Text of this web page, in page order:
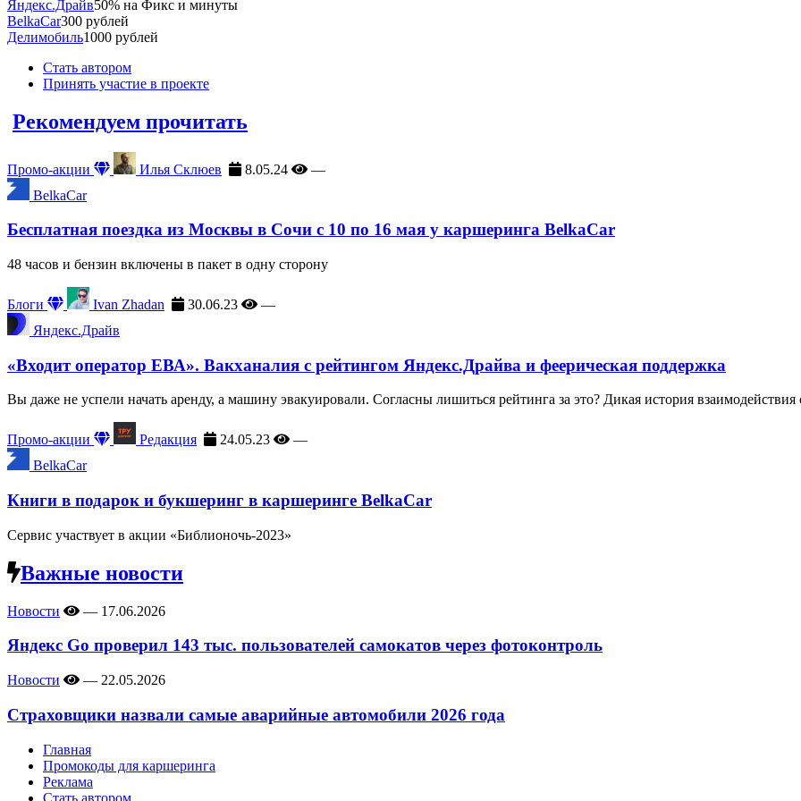
Яндекс.Драйв50% на Фикс и минуты
BelkaCar300 рублей
Делимобиль1000 рублей
Стать автором
Принять участие в проекте
Рекомендуем прочитать
Промо-акции Илья Склюев 8.05.24
—
BelkaCar
Бесплатная поездка из Москвы в Сочи с 10 по 16 мая у каршеринга BelkaCar
48 часов и бензин включены в пакет в одну сторону
Блоги Ivan Zhadan 30.06.23
—
Яндекс.Драйв
«Входит оператор ЕВА». Вакханалия с рейтингом Яндекс.Драйва и феерическая поддержка
Вы даже не успели начать аренду, а машину эвакуировали. Согласны лишиться рейтинга за это? Дикая история
Промо-акции Редакция 24.05.23
—
BelkaCar
Книги в подарок и букшеринг в каршеринге BelkaCar
Сервис участвует в акции «Библионочь-2023»
Важные новости
Новости — 17.06.2026
Яндекс Go проверил 143 тыс. пользователей самокатов через фотоконтроль
Новости — 22.05.2026
Страховщики назвали самые аварийные автомобили 2026 года
Главная
Промокоды для каршеринга
Реклама
Стать автором